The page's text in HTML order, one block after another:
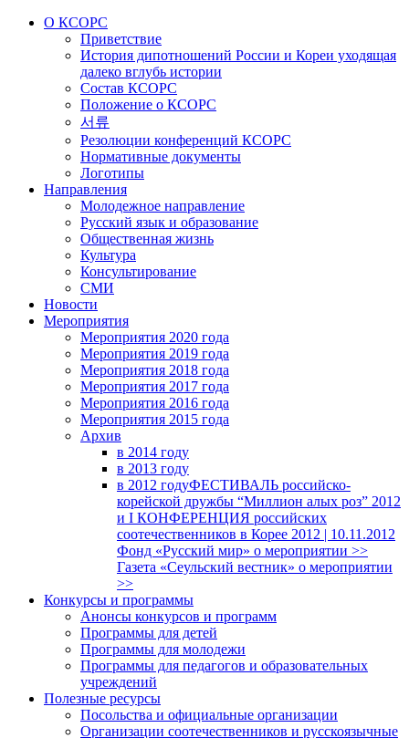
О КСОРС
Приветствие
История дипотношений России и Кореи уходящая
далеко вглубь истории
Состав КСОРС
Положение о КСОРС
서류
Резолюции конференций КСОРС
Нормативные документы
Логотипы
Направления
Молодежное направление
Русский язык и образование
Общественная жизнь
Культура
Консультирование
СМИ
Новости
Мероприятия
Мероприятия 2020 года
Мероприятия 2019 года
Мероприятия 2018 годa
Мероприятия 2017 года
Мероприятия 2016 года
Мероприятия 2015 года
Архив
в 2014 году
в 2013 году
в 2012 годуФЕСТИВАЛЬ российско-
корейской дружбы “Миллион алых роз” 2012
и I КОНФЕРЕНЦИЯ российских
соотечественников в Корее 2012 | 10.11.2012
Фонд «Русский мир» о мероприятии >>
Газета «Сеульский вестник» о мероприятии
>>
Конкурсы и программы
Анонсы конкурсов и программ
Программы для детей
Программы для молодежи
Программы для педагогов и образовательных
учреждений
Полезные ресурсы
Посольства и официальные организации
Организации соотечественников и русскоязычные